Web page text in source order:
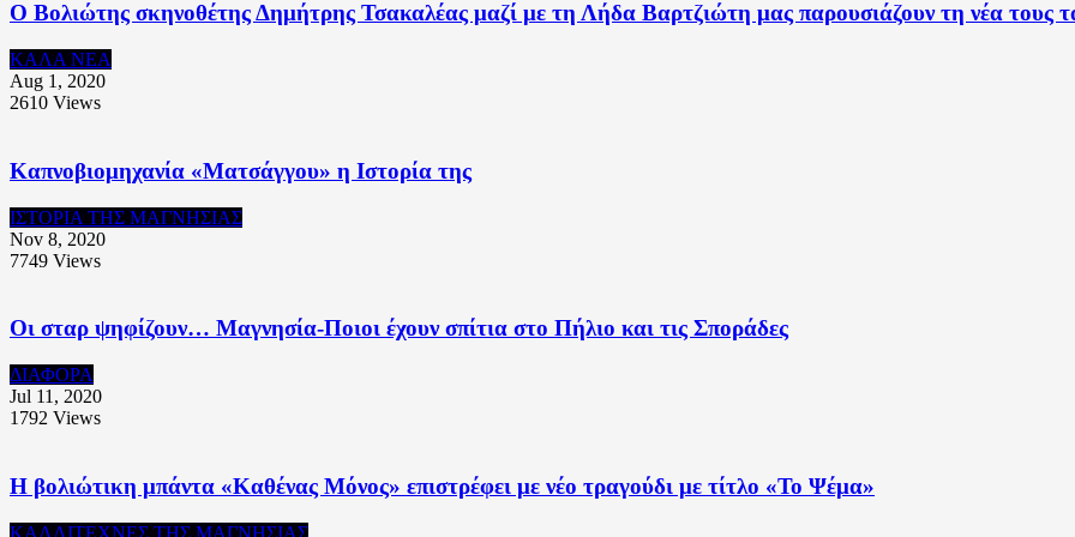
Ο Βολιώτης σκηνοθέτης Δημήτρης Τσακαλέας μαζί με τη Λήδα Βαρτζιώτη μας παρουσιάζουν τη νέα τους
ΚΑΛΑ ΝΕΑ
Aug 1, 2020
2610 Views
Καπνοβιομηχανία «Ματσάγγου» η Ιστορία της
ΙΣΤΟΡΙΑ ΤΗΣ ΜΑΓΝΗΣΙΑΣ
Nov 8, 2020
7749 Views
Οι σταρ ψηφίζουν… Μαγνησία-Ποιοι έχουν σπίτια στο Πήλιο και τις Σποράδες
ΔΙΑΦΟΡΑ
Jul 11, 2020
1792 Views
Η βολιώτικη μπάντα «Καθένας Μόνος» επιστρέφει με νέο τραγούδι με τίτλο «Το Ψέμα»
ΚΑΛΛΙΤΕΧΝΕΣ ΤΗΣ ΜΑΓΝΗΣΙΑΣ